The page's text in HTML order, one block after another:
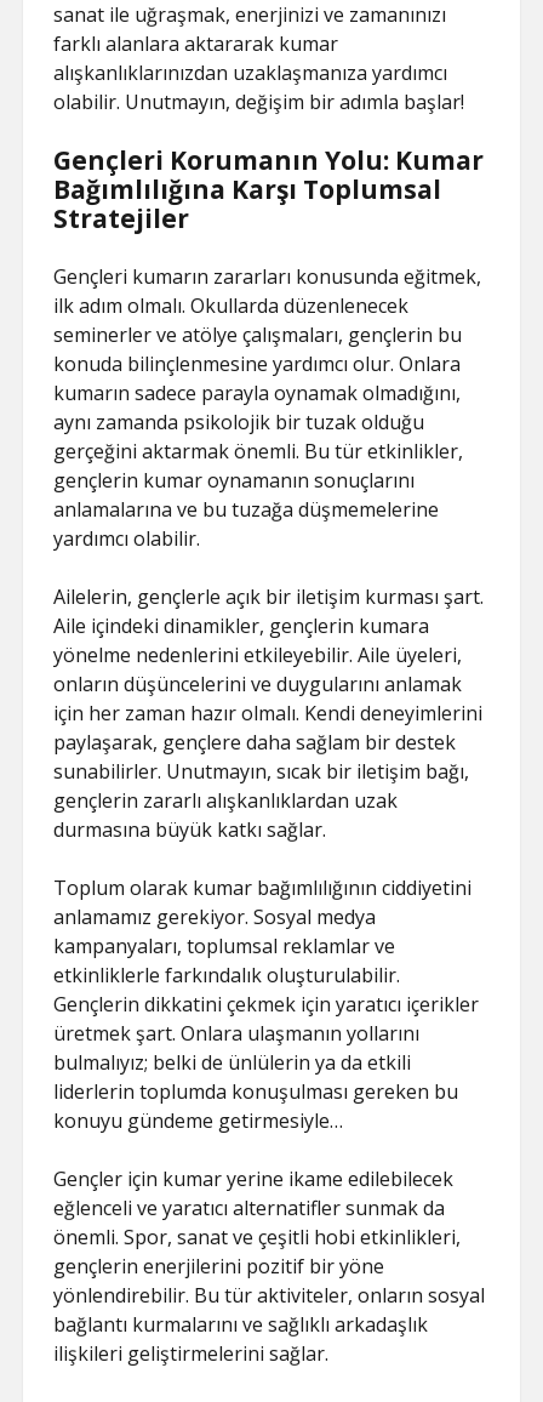
sanat ile uğraşmak, enerjinizi ve zamanınızı
farklı alanlara aktararak kumar
alışkanlıklarınızdan uzaklaşmanıza yardımcı
olabilir. Unutmayın, değişim bir adımla başlar!
Gençleri Korumanın Yolu: Kumar
Bağımlılığına Karşı Toplumsal
Stratejiler
Gençleri kumarın zararları konusunda eğitmek,
ilk adım olmalı. Okullarda düzenlenecek
seminerler ve atölye çalışmaları, gençlerin bu
konuda bilinçlenmesine yardımcı olur. Onlara
kumarın sadece parayla oynamak olmadığını,
aynı zamanda psikolojik bir tuzak olduğu
gerçeğini aktarmak önemli. Bu tür etkinlikler,
gençlerin kumar oynamanın sonuçlarını
anlamalarına ve bu tuzağa düşmemelerine
yardımcı olabilir.
Ailelerin, gençlerle açık bir iletişim kurması şart.
Aile içindeki dinamikler, gençlerin kumara
yönelme nedenlerini etkileyebilir. Aile üyeleri,
onların düşüncelerini ve duygularını anlamak
için her zaman hazır olmalı. Kendi deneyimlerini
paylaşarak, gençlere daha sağlam bir destek
sunabilirler. Unutmayın, sıcak bir iletişim bağı,
gençlerin zararlı alışkanlıklardan uzak
durmasına büyük katkı sağlar.
Toplum olarak kumar bağımlılığının ciddiyetini
anlamamız gerekiyor. Sosyal medya
kampanyaları, toplumsal reklamlar ve
etkinliklerle farkındalık oluşturulabilir.
Gençlerin dikkatini çekmek için yaratıcı içerikler
üretmek şart. Onlara ulaşmanın yollarını
bulmalıyız; belki de ünlülerin ya da etkili
liderlerin toplumda konuşulması gereken bu
konuyu gündeme getirmesiyle…
Gençler için kumar yerine ikame edilebilecek
eğlenceli ve yaratıcı alternatifler sunmak da
önemli. Spor, sanat ve çeşitli hobi etkinlikleri,
gençlerin enerjilerini pozitif bir yöne
yönlendirebilir. Bu tür aktiviteler, onların sosyal
bağlantı kurmalarını ve sağlıklı arkadaşlık
ilişkileri geliştirmelerini sağlar.